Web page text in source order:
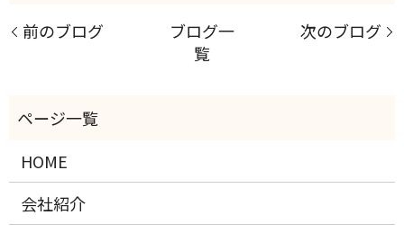
前のブログ
ブログ一
覧
次のブログ
HOME
会社紹介